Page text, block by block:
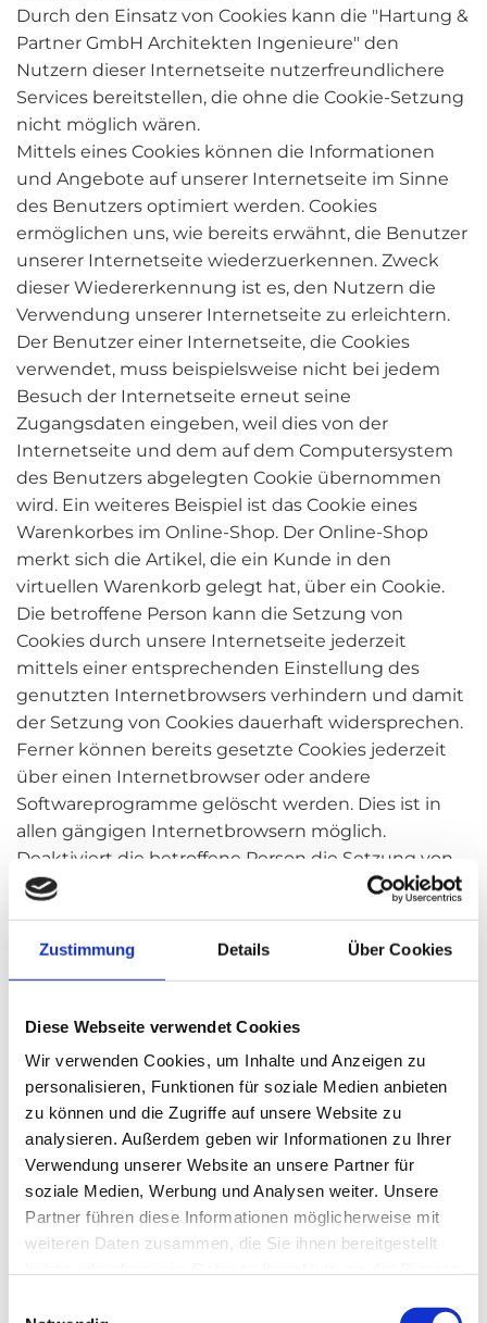
Zustimmung Details Über Cookies
Diese Webseite verwendet Cookies
Wir verwenden Cookies, um Inhalte und Anzeigen zu
personalisieren, Funktionen für soziale Medien anbieten
zu können und die Zugriffe auf unsere Website zu
analysieren. Außerdem geben wir Informationen zu Ihrer
Verwendung unserer Website an unsere Partner für
soziale Medien, Werbung und Analysen weiter. Unsere
Partner führen diese Informationen möglicherweise mit
weiteren Daten zusammen, die Sie ihnen bereitgestellt
Durch den Einsatz von Cookies kann die "Hartung &
Partner GmbH Architekten Ingenieure" den
Nutzern dieser Internetseite nutzerfreundlichere
Services bereitstellen, die ohne die Cookie-Setzung
nicht möglich wären.
Mittels eines Cookies können die Informationen
und Angebote auf unserer Internetseite im Sinne
des Benutzers optimiert werden. Cookies
ermöglichen uns, wie bereits erwähnt, die Benutzer
unserer Internetseite wiederzuerkennen. Zweck
dieser Wiedererkennung ist es, den Nutzern die
Verwendung unserer Internetseite zu erleichtern.
Der Benutzer einer Internetseite, die Cookies
verwendet, muss beispielsweise nicht bei jedem
Besuch der Internetseite erneut seine
Zugangsdaten eingeben, weil dies von der
Internetseite und dem auf dem Computersystem
des Benutzers abgelegten Cookie übernommen
wird. Ein weiteres Beispiel ist das Cookie eines
Warenkorbes im Online-Shop. Der Online-Shop
merkt sich die Artikel, die ein Kunde in den
virtuellen Warenkorb gelegt hat, über ein Cookie.
Die betroffene Person kann die Setzung von
Cookies durch unsere Internetseite jederzeit
mittels einer entsprechenden Einstellung des
genutzten Internetbrowsers verhindern und damit
der Setzung von Cookies dauerhaft widersprechen.
Ferner können bereits gesetzte Cookies jederzeit
über einen Internetbrowser oder andere
Softwareprogramme gelöscht werden. Dies ist in
allen gängigen Internetbrowsern möglich.
Deaktiviert die betroffene Person die Setzung von
Cookies in dem genutzten Internetbrowser, sind
Internetseite vollumfänglich nutzbar.
Diese Cookies sind wichtig, damit Besucher die
Website durchsuchen und ihre Funktionen nutzen
können. Keine dieser Informationen kann zur
Identifizierung von Besuchern verwendet werden,
da alle Daten anonymisiert sind.
1.) Sitzung
Zweck: Zum Erinnern an unterschiedliche
Besucherpräferenzen auf der Website.
Dauer: Für die Dauer der Browsersitzung.